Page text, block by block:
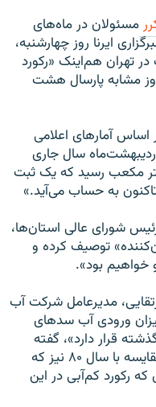
مسئولان در ماه‌های
ایرنا روز چهارشنبه،
تهران هم‌اینک «رکورد
مشابه پارسال هشت
اساس آمارهای اعلامی
سال جاری
۲ میلیون و ۹۹۲ هزار متر مکعب رسید که یک ثبت
به حساب می‌آید.»
شورای عالی استان‌ها،
توصیف کرده و
خواهیم بود».
مدیرعامل شرکت آب
ورودی آب سدهای
شرایط ۴۶ سال گذشته قرار دارد»، گفته‌
است که «وضعیت تهران امسال در مقایسه با سال ۸۰ نیز که
رکورد کم‌آبی در این